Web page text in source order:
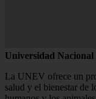
Universidad
La UNEV ofrece un
salud y el bienestar de